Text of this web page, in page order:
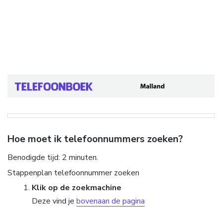
Hoe moet ik telefoonnummers zoeken?
Benodigde tijd: 2 minuten.
Stappenplan telefoonnummer zoeken
Klik op de zoekmachine
Deze vind je bovenaan de pagina